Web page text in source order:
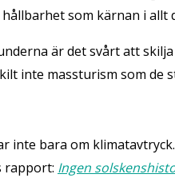
som kärnan i
är det svårt att
inte massturism som de
inte bara om
rapport: Ingen